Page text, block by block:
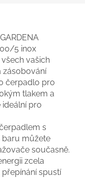
5 inox
vašich
zásobování
čerpadlo pro
tlakem a
pro
s
baru můžete
současně.
zcela
spustí